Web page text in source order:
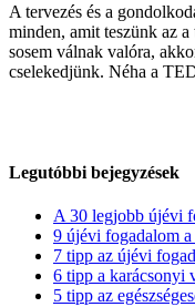
–
a
A tervezés és a
minden, amit teszünk az
sosem válnak valóra,
cselekedjünk. Néha a
Legutóbbi bejegyzések
A 30 legjobb újévi
9 újévi fogadalom
7 tipp az újévi
6 tipp a karácsonyi
5 tipp az